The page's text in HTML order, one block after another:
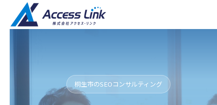
桐生市のSEOコンサルティング